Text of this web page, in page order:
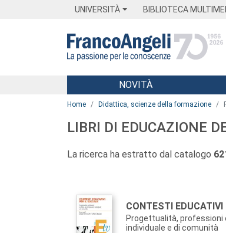
UNIVERSITÀ BIBLIOTECA
Menu
NOVITÀ
Home Didattica, scienze della formazione
LIBRI DI EDUCAZIONE
La ricerca ha estratto dal catalogo
Autori:
Titolo:
CONTESTI EDUCATIVI
Progettualità, professioni
individuale e di comunità